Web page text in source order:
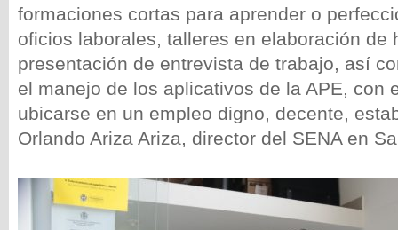
formaciones cortas para aprender o
oficios laborales, talleres en elaboración de
presentación de entrevista de trabajo, así
el manejo de los aplicativos de la APE, con
ubicarse en un empleo digno, decente,
Orlando Ariza Ariza, director del SENA en